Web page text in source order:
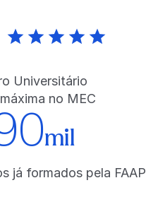
Universitário
no MEC
mil
já formados pela FAAP